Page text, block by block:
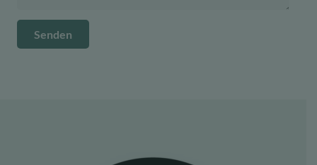
Senden